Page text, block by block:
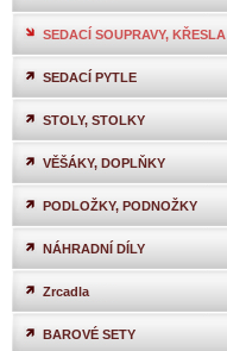
SEDACÍ SOUPRAVY, KŘESLA
SEDACÍ PYTLE
STOLY, STOLKY
VĚŠÁKY, DOPLŇKY
PODLOŽKY, PODNOŽKY
NÁHRADNÍ DÍLY
Zrcadla
BAROVÉ SETY